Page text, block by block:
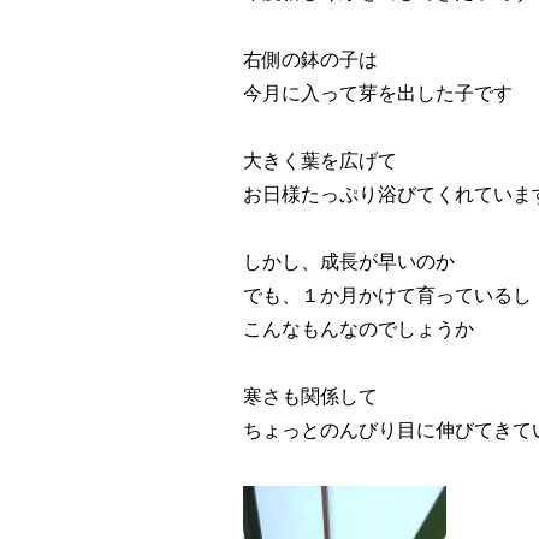
右側の鉢の子は
今月に入って芽を出した子です
大きく葉を広げて
お日様たっぷり浴びてくれていま
しかし、成長が早いのか
でも、１か月かけて育っているし
こんなもんなのでしょうか
寒さも関係して
ちょっとのんびり目に伸びてき